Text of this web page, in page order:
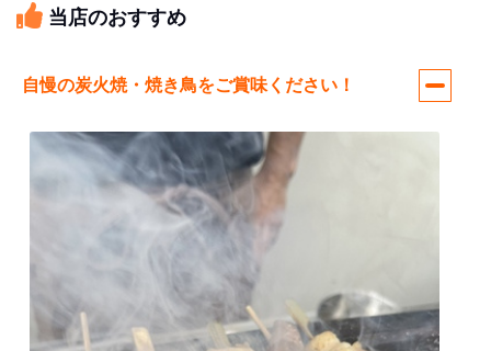
当店のおすすめ
自慢の炭火焼・焼き鳥をご賞味ください！